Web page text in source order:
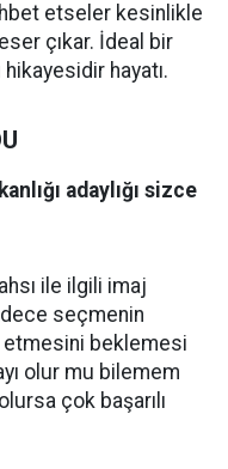
etseler kesinlikle
çıkar. İdeal bir
hayatı.
adaylığı sizce
ile ilgili imaj
seçmenin
etmesini beklemesi
olur mu bilemem
çok başarılı